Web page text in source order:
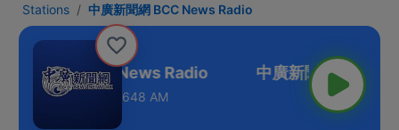
Stations 中廣新聞網 BCC News Radio
廣新聞網 BCC News Radio
648 AM